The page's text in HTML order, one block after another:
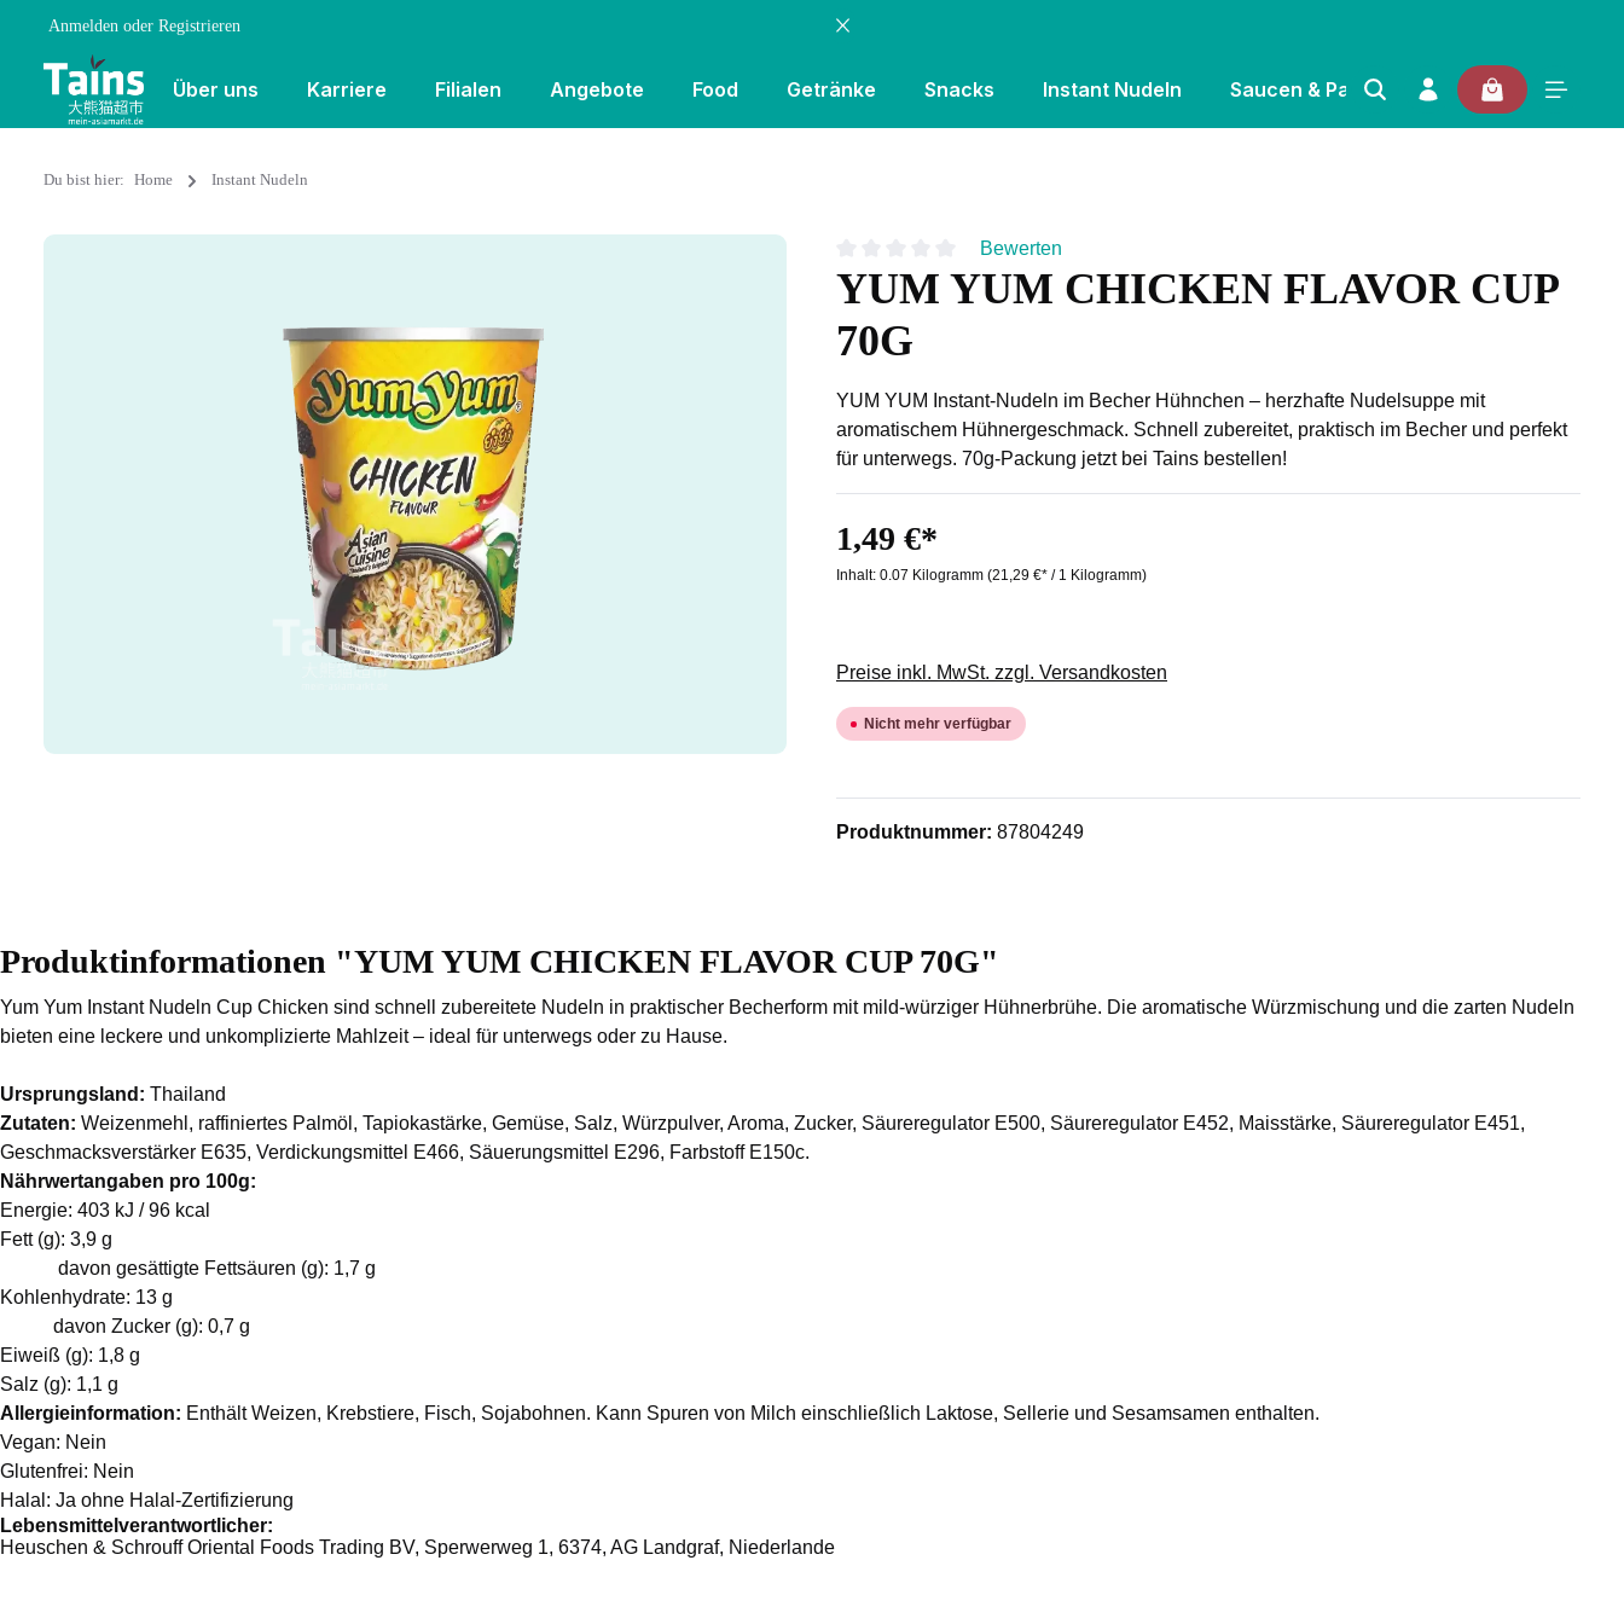
Anmelden oder Registrieren
Über uns Karriere Filialen Angebote Food Getränke Snacks Instant Nudeln Saucen & Pasten Gewürze & Kräuter
Du bist hier: Home Instant Nudeln
Durchschnittliche Bewertung von 0 von 5 Sternen
Bewerten
YUM YUM CHICKEN FLAVOR CUP
70G
YUM YUM Instant-Nudeln im Becher Hühnchen – herzhafte Nudelsuppe mit
aromatischem Hühnergeschmack. Schnell zubereitet, praktisch im Becher und perfekt
für unterwegs. 70g-Packung jetzt bei Tains bestellen!
1,49 €*
Inhalt: 0.07 Kilogramm (21,29 €* / 1 Kilogramm)
Preise inkl. MwSt. zzgl. Versandkosten
Nicht mehr verfügbar
Produktnummer: 87804249
Produktinformationen "YUM YUM CHICKEN FLAVOR CUP 70G"
Yum Yum Instant Nudeln Cup Chicken sind schnell zubereitete Nudeln in praktischer Becherform mit mild-würziger Hühnerbrühe. Die aromatische Würzmischung und die zarten Nudeln
bieten eine leckere und unkomplizierte Mahlzeit – ideal für unterwegs oder zu Hause.
Ursprungsland: Thailand
Zutaten: Weizenmehl, raffiniertes Palmöl, Tapiokastärke, Gemüse, Salz, Würzpulver, Aroma, Zucker, Säureregulator E500, Säureregulator E452, Maisstärke, Säureregulator E451,
Geschmacksverstärker E635, Verdickungsmittel E466, Säuerungsmittel E296, Farbstoff E150c.
Nährwertangaben pro 100g:
Energie: 403 kJ / 96 kcal
Fett (g): 3,9 g
davon gesättigte Fettsäuren (g): 1,7 g
Kohlenhydrate: 13 g
davon Zucker (g): 0,7 g
Eiweiß (g): 1,8 g
Salz (g): 1,1 g
Allergieinformation: Enthält Weizen, Krebstiere, Fisch, Sojabohnen. Kann Spuren von Milch einschließlich Laktose, Sellerie und Sesamsamen enthalten.
Vegan: Nein
Glutenfrei: Nein
Halal: Ja ohne Halal-Zertifizierung
Lebensmittelverantwortlicher:
Heuschen & Schrouff Oriental Foods Trading BV, Sperwerweg 1, 6374, AG Landgraf, Niederlande